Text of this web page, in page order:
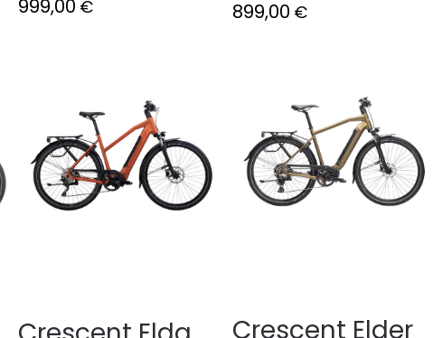
999,00 €
899,00 €
Crescent Elder